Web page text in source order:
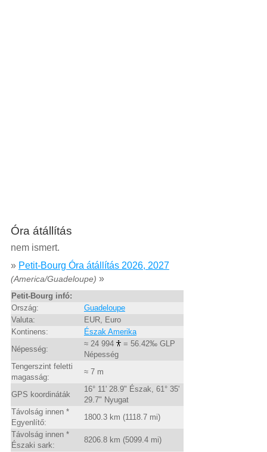
Óra átállítás
nem ismert.
» Petit-Bourg Óra átállítás 2026, 2027
(America/Guadeloupe) »
Petit-Bourg infó:
Ország:
Guadeloupe
Valuta:
EUR, Euro
Kontinens:
Észak Amerika
Népesség:
≈ 24 994
= 56.42‰ GLP
Népesség
Tengerszint feletti
magasság:
≈ 7 m
GPS koordináták
16° 11' 28.9" Észak, 61° 35'
29.7" Nyugat
Távolság innen *
Egyenlítő:
1800.3 km (1118.7 mi)
Távolság innen *
Északi sark:
8206.8 km (5099.4 mi)